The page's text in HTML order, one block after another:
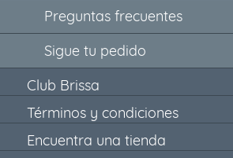
Preguntas frecuentes
Sigue tu pedido
Club Brissa
Términos y condiciones
Encuentra una tienda